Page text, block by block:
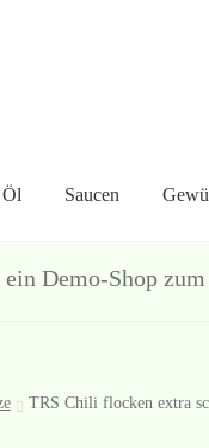
Saucen
Mein Konto Warenkorb
Demo-Shop
TRS Chili flocken extra